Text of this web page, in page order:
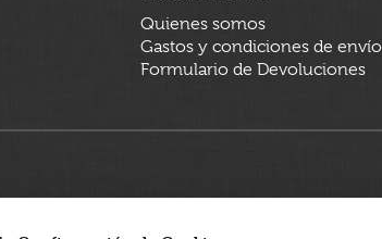
Quienes somos
Gastos y condiciones de envío
Formulario de Devoluciones